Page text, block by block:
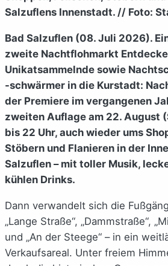
Salzuflens Innenstadt. // Foto:
Bad Salzuflen (08. Juli 2026).
zweite Nachtflohmarkt
Unikatsammelnde sowie
-schwärmer in die Kurstadt:
der Premiere im vergangenen
zweiten Auflage am 22. August
bis 22 Uhr, auch wieder ums
Stöbern und Flanieren in der
Salzuflen – mit toller Musik,
kühlen Drinks.
Dann verwandelt sich die
„Lange Straße“, „Dammstraße“,
und „An der Steege“ – in ein
Verkaufsareal. Unter freiem